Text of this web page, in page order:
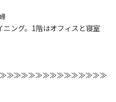
ング。1階はオフィスと寝室